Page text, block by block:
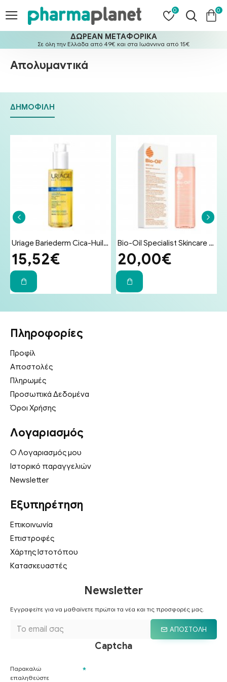
0 0
ΔΩΡΕΑΝ ΜΕΤΑΦΟΡΙΚΑ
Σε όλη την Ελλάδα από 49€ και στα Ιωάννινα από 15€
Απολυμαντικά
ΔΗΜΟΦΙΛΉ
Uriage Bariederm Cica-Huil (Cica-Oil) 100ml - Έλαιο Επανόρθωσης Προσώπου & Σώματος για Ραγάδες & Ουλές
15,52€
Bio-Oil Specialist Skincare Oil Λάδι Επανόρθωσης Ουλών & Ραγάδων 200ml
20,00€
Πληροφορίες
Προφίλ
Αποστολές
Πληρωμές
Προσωπικά Δεδομένα
Όροι Χρήσης
Λογαριασμός
Ο Λογαριασμός μου
Ιστορικό παραγγελιών
Newsletter
Εξυπηρέτηση
Επικοινωνία
Επιστροφές
Χάρτης Ιστοτόπου
Κατασκευαστές
Newsletter
Εγγραφείτε για να μαθαίνετε πρώτοι τα νέα και τις προσφορές μας.
ΑΠΟΣΤΟΛΉ
Captcha
Παρακαλώ
επαληθεύστε